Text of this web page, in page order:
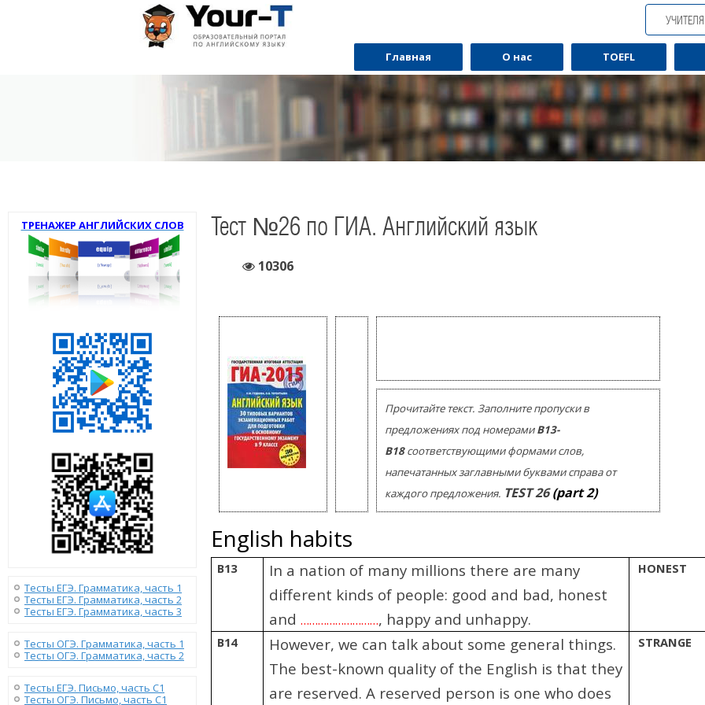
Главная О нас TOEFL
ТРЕНАЖЕР АНГЛИЙСКИХ СЛОВ
Тесты ЕГЭ. Грамматика, часть 1
Тесты ЕГЭ. Грамматика, часть 2
Тесты ЕГЭ. Грамматика, часть 3
Тесты ОГЭ. Грамматика, часть 1
Тесты ОГЭ. Грамматика, часть 2
Тесты ЕГЭ. Письмо, часть С1
Тесты ОГЭ. Письмо, часть С1
Тест №26 по ГИА. Английский язык
10306
Прочитайте текст. Заполните пропуски в
предложениях под номерамиВ13-
В18соответствующими формами слов,
напечатанных заглавными буквами справа от
каждого предложения. TEST26(part 2)
English habits
B13
In a nation of many millions there are many
different kinds of people: good and bad, honest
and………………………, happy and unhappy.
HONEST
B14
However, we can talk about some general things.
The best-known quality of the English is that they
are reserved. A reserved person is one who does
STRANGE
За полгода вывожу ученика
начального уровня на уровень
уверенного общения, свободного
выражения своих мыслей.
Специализируюсь на экспресс-
методах обучения.
- Игорь